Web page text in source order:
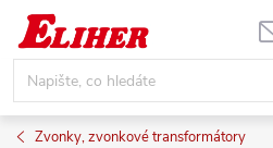
Přejít
obsah
Zvonky, zvonkové transformátory